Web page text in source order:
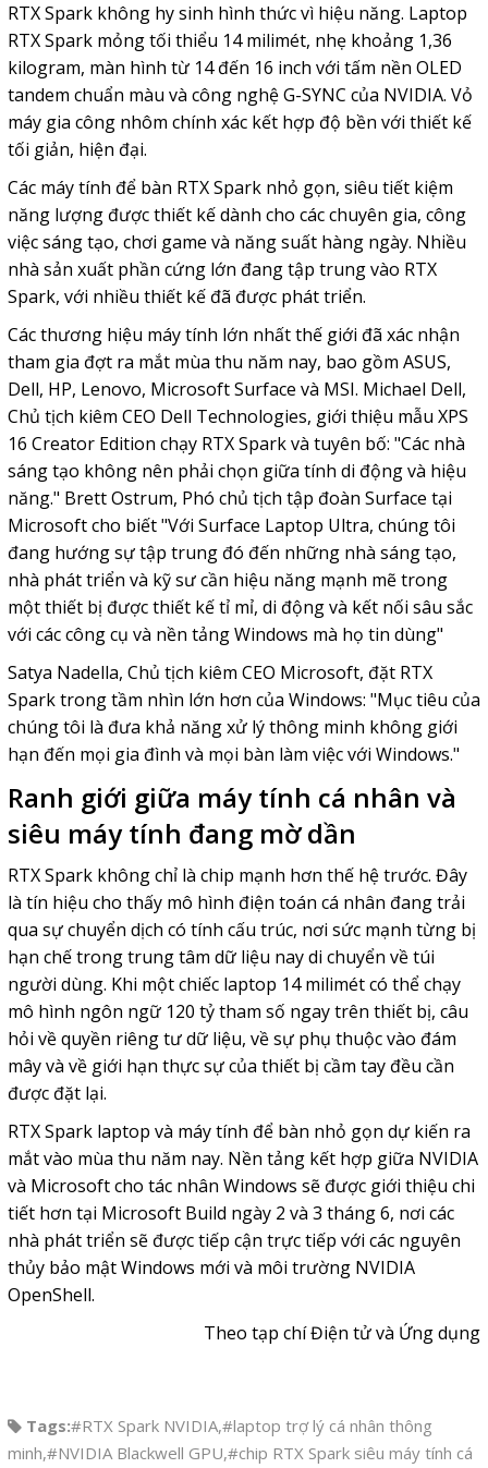
RTX Spark không hy sinh hình thức vì hiệu năng. Laptop
RTX Spark mỏng tối thiểu 14 milimét, nhẹ khoảng 1,36
kilogram, màn hình từ 14 đến 16 inch với tấm nền OLED
tandem chuẩn màu và công nghệ G-SYNC của NVIDIA. Vỏ
máy gia công nhôm chính xác kết hợp độ bền với thiết kế
tối giản, hiện đại.
Các máy tính để bàn RTX Spark nhỏ gọn, siêu tiết kiệm
năng lượng được thiết kế dành cho các chuyên gia, công
việc sáng tạo, chơi game và năng suất hàng ngày. Nhiều
nhà sản xuất phần cứng lớn đang tập trung vào RTX
Spark, với nhiều thiết kế đã được phát triển.
Các thương hiệu máy tính lớn nhất thế giới đã xác nhận
tham gia đợt ra mắt mùa thu năm nay, bao gồm ASUS,
Dell, HP, Lenovo, Microsoft Surface và MSI. Michael Dell,
Chủ tịch kiêm CEO Dell Technologies, giới thiệu mẫu XPS
16 Creator Edition chạy RTX Spark và tuyên bố: "Các nhà
sáng tạo không nên phải chọn giữa tính di động và hiệu
năng." Brett Ostrum, Phó chủ tịch tập đoàn Surface tại
Microsoft cho biết "Với Surface Laptop Ultra, chúng tôi
đang hướng sự tập trung đó đến những nhà sáng tạo,
nhà phát triển và kỹ sư cần hiệu năng mạnh mẽ trong
một thiết bị được thiết kế tỉ mỉ, di động và kết nối sâu sắc
với các công cụ và nền tảng Windows mà họ tin dùng"
Satya Nadella, Chủ tịch kiêm CEO Microsoft, đặt RTX
Spark trong tầm nhìn lớn hơn của Windows: "Mục tiêu của
chúng tôi là đưa khả năng xử lý thông minh không giới
hạn đến mọi gia đình và mọi bàn làm việc với Windows."
Ranh giới giữa máy tính cá nhân và
siêu máy tính đang mờ dần
RTX Spark không chỉ là chip mạnh hơn thế hệ trước. Đây
là tín hiệu cho thấy mô hình điện toán cá nhân đang trải
qua sự chuyển dịch có tính cấu trúc, nơi sức mạnh từng bị
hạn chế trong trung tâm dữ liệu nay di chuyển về túi
người dùng. Khi một chiếc laptop 14 milimét có thể chạy
mô hình ngôn ngữ 120 tỷ tham số ngay trên thiết bị, câu
hỏi về quyền riêng tư dữ liệu, về sự phụ thuộc vào đám
mây và về giới hạn thực sự của thiết bị cầm tay đều cần
được đặt lại.
RTX Spark laptop và máy tính để bàn nhỏ gọn dự kiến ra
mắt vào mùa thu năm nay. Nền tảng kết hợp giữa NVIDIA
và Microsoft cho tác nhân Windows sẽ được giới thiệu chi
tiết hơn tại Microsoft Build ngày 2 và 3 tháng 6, nơi các
nhà phát triển sẽ được tiếp cận trực tiếp với các nguyên
thủy bảo mật Windows mới và môi trường NVIDIA
OpenShell.
Theo tạp chí Điện tử và Ứng dụng
Tags:#RTX Spark NVIDIA,#laptop trợ lý cá nhân thông
minh,#NVIDIA Blackwell GPU,#chip RTX Spark siêu máy tính cá